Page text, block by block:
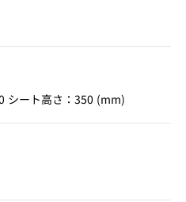
シート高さ：350 (mm)